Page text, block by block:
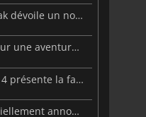
Beast of Reincarnation : Game Freak dévoile un nouveau pari
Big Walk est disponible : partez pour une aventure entre amis
Warhammer 40 000 : Dawn of War 4 présente la faction des Nécrons
Le DLC Nioh 3 : Hell Rising est officiellement annoncé